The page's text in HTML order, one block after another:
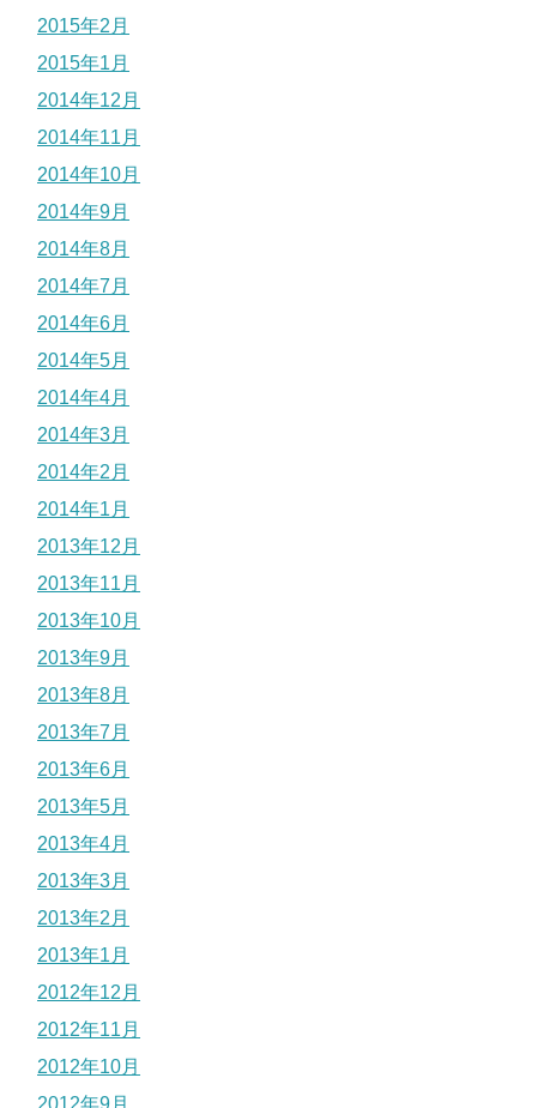
2015年2月
2015年1月
2014年12月
2014年11月
2014年10月
2014年9月
2014年8月
2014年7月
2014年6月
2014年5月
2014年4月
2014年3月
2014年2月
2014年1月
2013年12月
2013年11月
2013年10月
2013年9月
2013年8月
2013年7月
2013年6月
2013年5月
2013年4月
2013年3月
2013年2月
2013年1月
2012年12月
2012年11月
2012年10月
2012年9月